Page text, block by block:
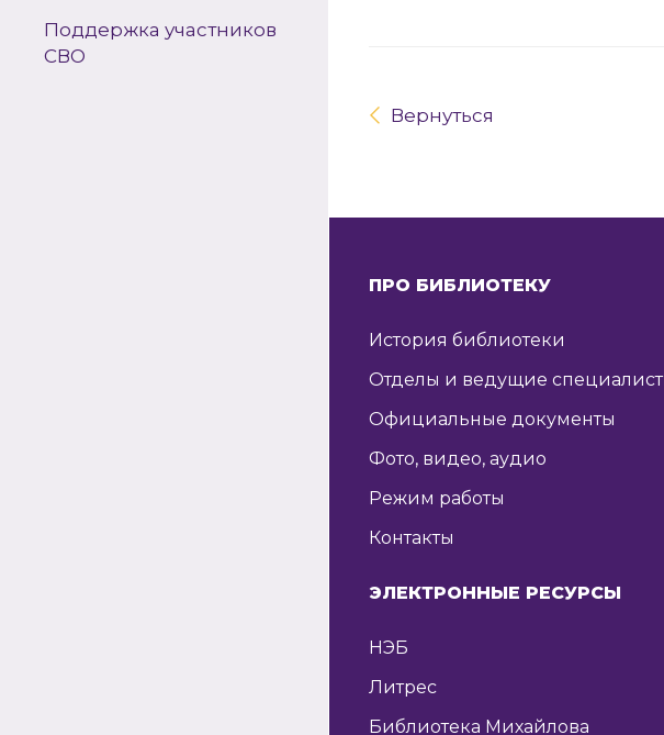
Поддержка участников
СВО
Вернуться
ПРО БИБЛИОТЕКУ
История библиотеки
Отделы и ведущие
Официальные документы
Фото, видео, аудио
Режим работы
Контакты
ЭЛЕКТРОННЫЕ РЕСУРСЫ
НЭБ
Литрес
Библиотека Михайлова